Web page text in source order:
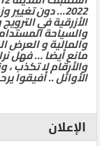
2022… دون
الأزرقية في
والسياحة
والمالية و العرض
مانع أيضا … فهل
والأرقام لا تكذب
الأوائل .. أفيقوا
الإعلان